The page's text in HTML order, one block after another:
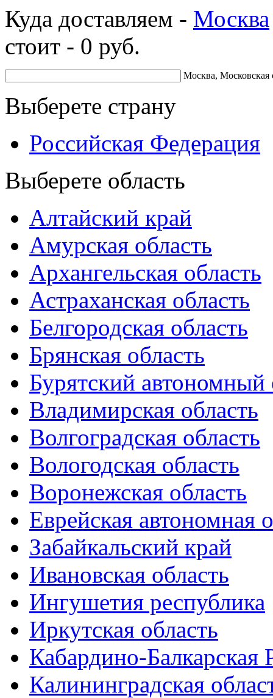
Куда доставляем - Москва
стоит - 0 руб.
Москва, Московская
Выберете страну
Российская Федерация
Выберете область
Алтайский край
Амурская область
Архангельская область
Астраханская область
Белгородская область
Брянская область
Бурятский автономный
Владимирская область
Волгоградская область
Вологодская область
Воронежская область
Еврейская автономная
Забайкальский край
Ивановская область
Ингушетия республика
Иркутская область
Кабардино-Балкарская
Калининградская